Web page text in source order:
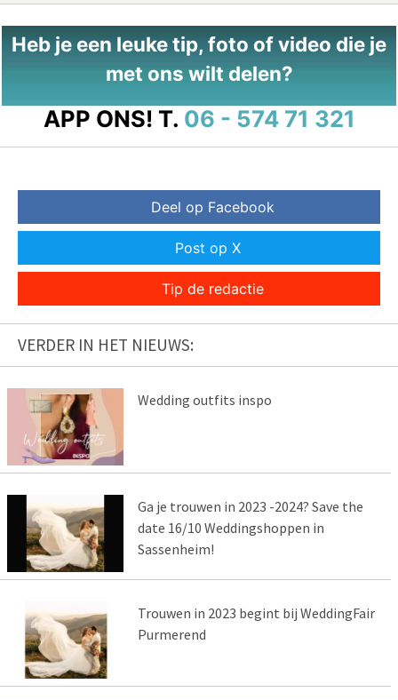
Heb je een leuke tip, foto of video die je
met ons wilt delen?
APP ONS! T. 06 - 574 71 321
Deel op Facebook
Post op X
Tip de redactie
VERDER IN HET NIEUWS:
Wedding outfits inspo
Ga je trouwen in 2023 -2024? Save the
date 16/10 Weddingshoppen in
Sassenheim!
Trouwen in 2023 begint bij WeddingFair
Purmerend